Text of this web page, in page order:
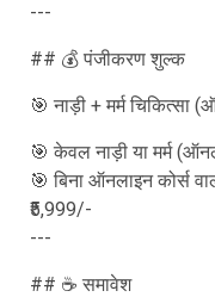
---
## 💰 पंजीकरण शुल्क
🎯 नाड़ी + मर्म चिकित्सा
🎯 केवल नाड़ी या मर्म
🎯 बिना ऑनलाइन कोर्स
₹5,999/-
---
## ☕ समावेश